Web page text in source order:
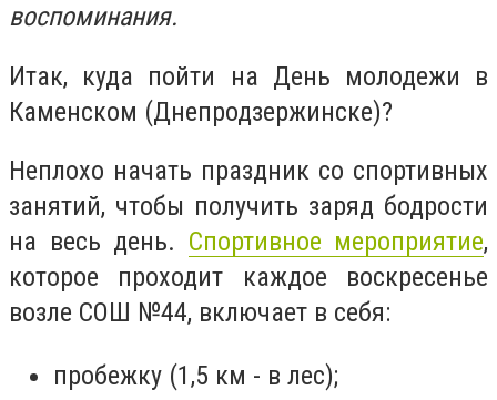
воспоминания.
Итак, куда пойти на День молодежи в
Каменском (Днепродзержинске)?
Неплохо начать праздник со спортивных
занятий, чтобы получить заряд бодрости
на весь день. Спортивное мероприятие,
которое проходит каждое воскресенье
возле СОШ №44, включает в себя:
пробежку (1,5 км - в лес);